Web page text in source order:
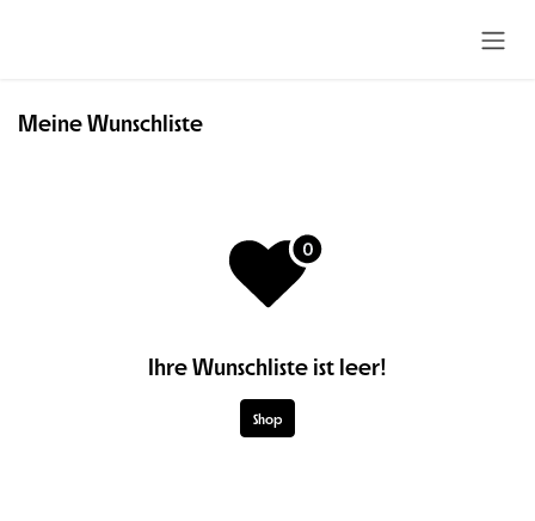
Meine Wunschliste
Ihre Wunschliste ist leer!
Shop